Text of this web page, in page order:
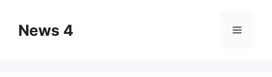
contentNews 4 Menu